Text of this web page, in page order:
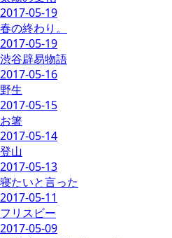
2017-05-19
春の終わり。
2017-05-19
渋谷辟易物語
2017-05-16
野生
2017-05-15
お箸
2017-05-14
登山
2017-05-13
寝たいと言った
2017-05-11
フリスビー
2017-05-09